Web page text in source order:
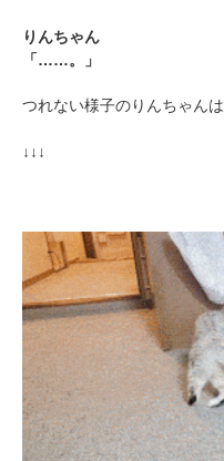
りんちゃん
「……。」
つれない様子のりんちゃんは
↓↓↓